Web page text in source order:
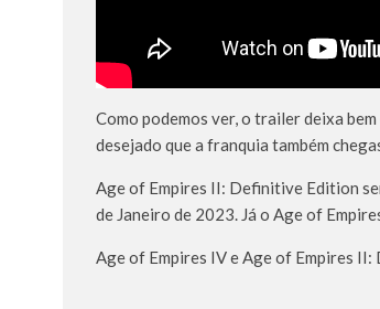
Como podemos ver, o trailer deixa
desejado que a franquia também
Age of Empires II: Definitive Edition
de Janeiro de 2023. Já o Age of
Age of Empires IV e Age of Empires